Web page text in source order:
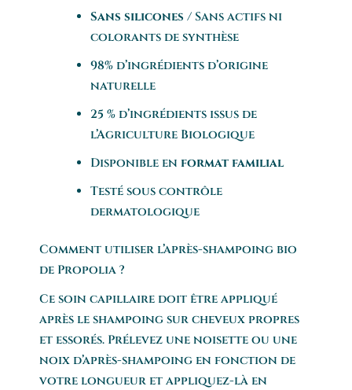
Sans silicones / Sans actifs ni
colorants de synthèse
98% d’ingrédients d’origine
naturelle
25 % d’ingrédients issus de
l’Agriculture Biologique
Disponible en format familial
Testé sous contrôle
dermatologique
Comment utiliser l’après-shampoing bio
de Propolia ?
Ce soin capillaire doit être appliqué
après le shampoing sur cheveux propres
et essorés. Prélevez une noisette ou une
noix d’après-shampoing en fonction de
votre longueur et appliquez-là en